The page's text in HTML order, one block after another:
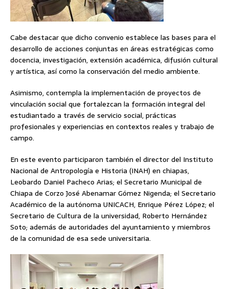
Cabe destacar que dicho convenio establece las bases para el
desarrollo de acciones conjuntas en áreas estratégicas como
docencia, investigación, extensión académica, difusión cultural
y artística, así como la conservación del medio ambiente.
Asimismo, contempla la implementación de proyectos de
vinculación social que fortalezcan la formación integral del
estudiantado a través de servicio social, prácticas
profesionales y experiencias en contextos reales y trabajo de
campo.
En este evento participaron también el director del Instituto
Nacional de Antropología e Historia (INAH) en chiapas,
Leobardo Daniel Pacheco Arias; el Secretario Municipal de
Chiapa de Corzo José Abenamar Gómez Nigenda; el Secretario
Académico de la autónoma UNICACH, Enrique Pérez López; el
Secretario de Cultura de la universidad, Roberto Hernández
Soto; además de autoridades del ayuntamiento y miembros
de la comunidad de esa sede universitaria.